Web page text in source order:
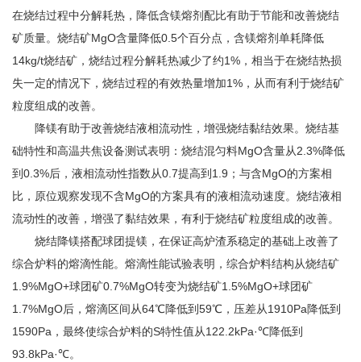
在烧结过程中分解耗热，降低含镁熔剂配比有助于节能和改善烧结
矿质量。烧结矿MgO含量降低0.5个百分点，含镁熔剂单耗降低
14kg/t烧结矿，烧结过程分解耗热减少了约1%，相当于在烧结热损
失一定的情况下，烧结过程的有效热量增加1%，从而有利于烧结矿
粒度组成的改善。
降镁有助于改善烧结液相流动性，增强烧结黏结效果。烧结基
础特性和高温共焦设备测试表明：烧结混匀料MgO含量从2.3%降低
到0.3%后，液相流动性指数从0.7提高到1.9；与含MgO的方案相
比，原位观察发现不含MgO的方案具有的液相流动速度。烧结液相
流动性的改善，增强了黏结效果，有利于烧结矿粒度组成的改善。
烧结降镁搭配球团提镁，在保证高炉渣系稳定的基础上改善了
综合炉料的熔滴性能。熔滴性能试验表明，综合炉料结构从烧结矿
1.9%MgO+球团矿0.7%MgO转变为烧结矿1.5%MgO+球团矿
1.7%MgO后，熔滴区间从64℃降低到59℃，压差从1910Pa降低到
1590Pa，最终使综合炉料的S特性值从122.2kPa·℃降低到
93.8kPa·℃。